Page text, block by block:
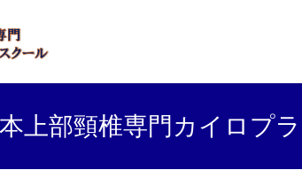
本上部頸椎専門カイロプ